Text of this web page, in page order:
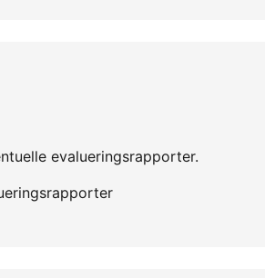
evalueringsrapporter.